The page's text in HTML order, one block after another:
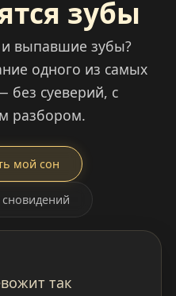
зубы
и выпавшие зубы?
одного из самых
без суеверий, с
разбором.
мой сон
так